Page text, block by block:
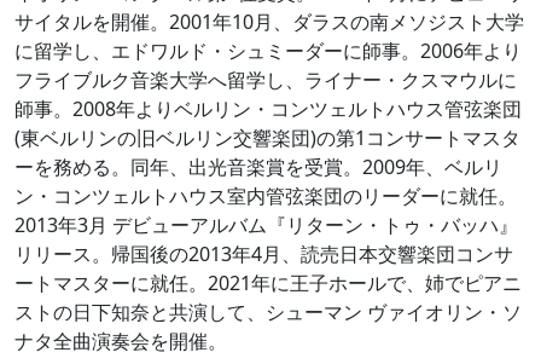
サイタルを開催。2001年10月、ダラスの南メソジスト大学
に留学し、エドワルド・シュミーダーに師事。2006年より
フライブルク音楽大学へ留学し、ライナー・クスマウルに
師事。2008年よりベルリン・コンツェルトハウス管弦楽団
(東ベルリンの旧ベルリン交響楽団)の第1コンサートマスタ
ーを務める。同年、出光音楽賞を受賞。2009年、ベルリ
ン・コンツェルトハウス室内管弦楽団のリーダーに就任。
2013年3月 デビューアルバム『リターン・トゥ・バッハ』
リリース。帰国後の2013年4月、読売日本交響楽団コンサ
ートマスターに就任。2021年に王子ホールで、姉でピアニ
ストの日下知奈と共演して、シューマン ヴァイオリン・ソ
ナタ全曲演奏会を開催。